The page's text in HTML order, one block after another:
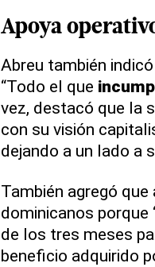
Apoya
Abreu también
“Todo el que
vez, destacó que la
con su visión
dejando a un lado a
También agregó
dominicanos porque
de los tres meses
beneficio adquirido